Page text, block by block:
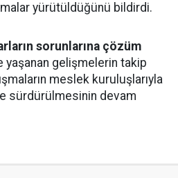
yürütüldüğünü bildirdi.
sorunlarına çözüm
yaşanan gelişmelerin takip
meslek kuruluşlarıyla
sürdürülmesinin devam